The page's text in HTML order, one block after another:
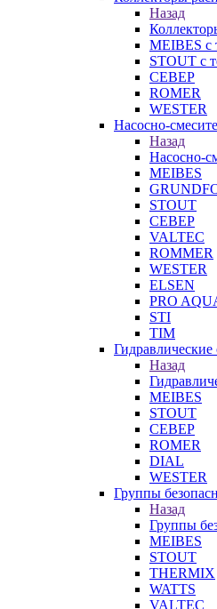
Назад
MEIBES с
STOUT с
СЕВЕР
ROMER
WESTER
Насосно-
Назад
Насосно-
MEIBES
STOUT
СЕВЕР
VALTEC
ROMMER
WESTER
ELSEN
PRO
STI
TIM
Гидравлические
Назад
MEIBES
STOUT
СЕВЕР
ROMER
DIAL
WESTER
Группы
Назад
Группы
MEIBES
STOUT
THERMIX
WATTS
VALTEC